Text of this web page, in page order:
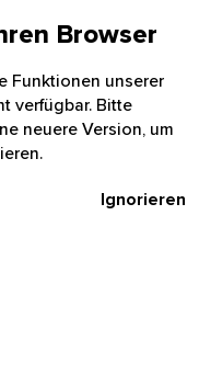
Browser
Funktionen unserer
verfügbar. Bitte
neuere Version, um
Ignorieren